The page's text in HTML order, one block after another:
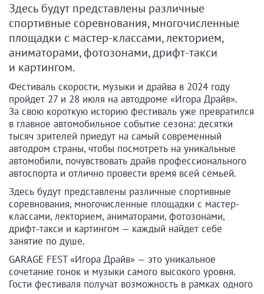
Здесь будут представлены различные
спортивные соревнования, многочисленные
площадки с мастер-классами, лекторием,
аниматорами, фотозонами, дрифт-такси
и картингом.
Фестиваль скорости, музыки и драйва в 2024 году
пройдет 27 и 28 июля на автодроме «Игора Драйв».
За свою короткую историю фестиваль уже превратился
в главное автомобильное событие сезона: десятки
тысяч зрителей приедут на самый современный
автодром страны, чтобы посмотреть на уникальные
автомобили, почувствовать драйв профессионального
автоспорта и отлично провести время всей семьей.
Здесь будут представлены различные спортивные
соревнования, многочисленные площадки с мастер-
классами, лекторием, аниматорами, фотозонами,
дрифт-такси и картингом — каждый найдет себе
занятие по душе.
GARAGE FEST «Игора Драйв» — это уникальное
сочетание гонок и музыки самого высокого уровня.
Гости фестиваля получат возможность в рамках одного